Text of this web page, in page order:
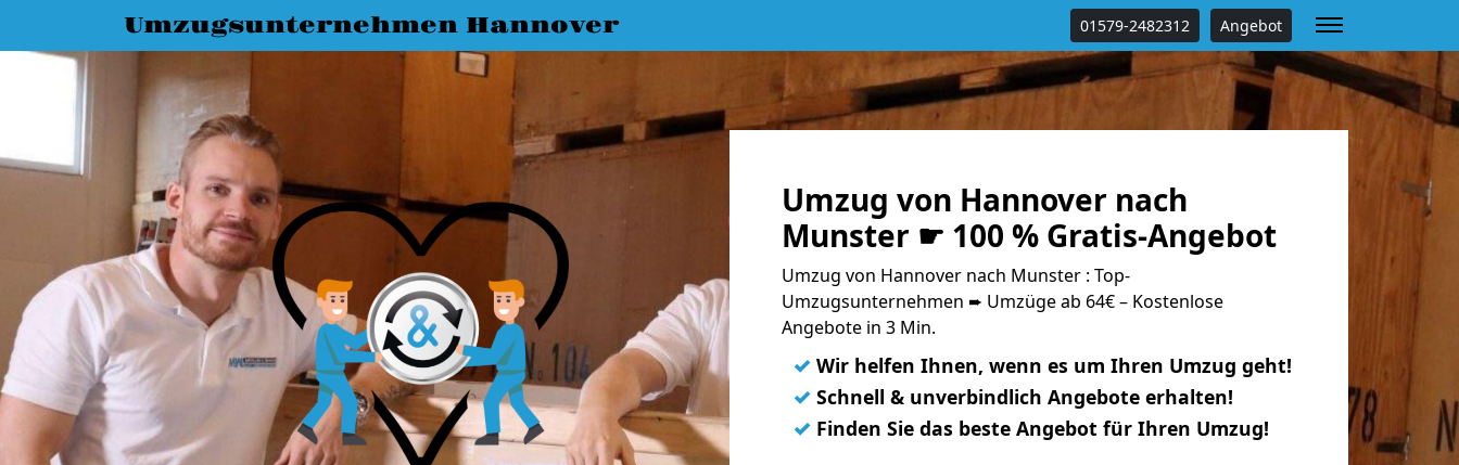
Umzugsunternehmen Hannover 01579-2482312 Angebot
Umzug von Hannover nach
Munster ☛ 100 % Gratis-Angebot
Umzug von Hannover nach Munster : Top-
Umzugsunternehmen ➨ Umzüge ab 64€ – Kostenlose
Angebote in 3 Min.
✓ Wir helfen Ihnen, wenn es um Ihren Umzug geht!
✓ Schnell & unverbindlich Angebote erhalten!
✓ Finden Sie das beste Angebot für Ihren Umzug!